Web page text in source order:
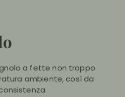
a fette non troppo
ambiente, così da